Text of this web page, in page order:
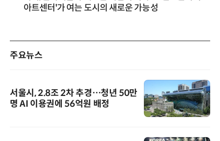
아트센터'가 여는 도시의 새로운 가능성
주요뉴스
서울시, 2.8조 2차 추경…청년 50만
명 AI 이용권에 56억원 배정